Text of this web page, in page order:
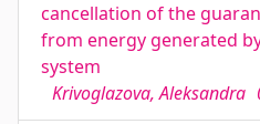
cancellation of the
from energy generated
system
Krivoglazova, Aleksandra